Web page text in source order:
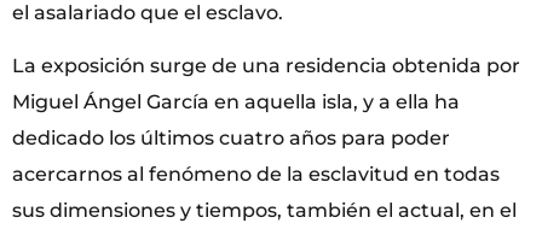
el asalariado que el esclavo.
La exposición surge de una residencia obtenida por
Miguel Ángel García en aquella isla, y a ella ha
dedicado los últimos cuatro años para poder
acercarnos al fenómeno de la esclavitud en todas
sus dimensiones y tiempos, también el actual, en el